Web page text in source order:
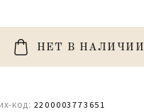
НЕТ В НАЛИЧИИ
код: 2200003773651